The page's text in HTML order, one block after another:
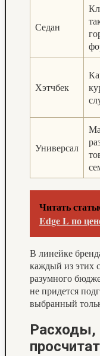
Седан
Хэтчбек
Универсал
Читать
Edge L по
В линейке
каждый из этих
разумного
не придется
выбранный